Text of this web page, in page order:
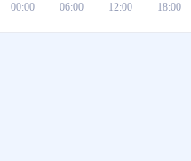
00:00 06:00 12:00 18:00